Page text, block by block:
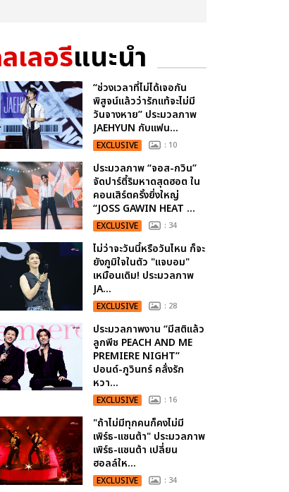
เลอรีแนะนำ
“ช่วงเวลาที่ไม่ได้เจอกัน
พิสูจน์แล้วว่ารักแท้จะไม่มี
วันจางหาย” ประมวลภาพ
JAEHYUN กับแฟน...
EXCLUSIVE : 10
ประมวลภาพ “จอส-กวิน”
จัดปาร์ตี้ริมหาดสุดฮอต ใน
คอนเสิร์ตครั้งยิ่งใหญ่
“JOSS GAWIN HEAT ...
EXCLUSIVE : 34
ไม่ว่าจะวันนี้หรือวันไหน ก็จะ
ยังภูมิใจในตัว "แจบอม"
เหมือนเดิม! ประมวลภาพ
JA...
EXCLUSIVE : 28
ประมวลภาพงาน “มีสติแล้ว
ลูกพีช PEACH AND ME
PREMIERE NIGHT”
ปอนด์-ภูวินทร์ คลั่งรัก
หวา...
EXCLUSIVE : 16
"ถ้าไม่มีทุกคนก็คงไม่มี
เพิร์ธ-แซนต้า" ประมวลภาพ
เพิร์ธ-แซนต้า เปลี่ยน
ฮอลล์ให...
EXCLUSIVE : 34